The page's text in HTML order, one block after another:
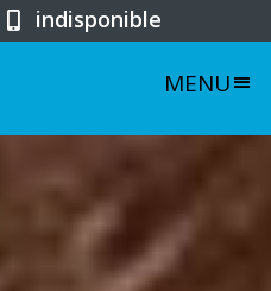
indisponible
MENU